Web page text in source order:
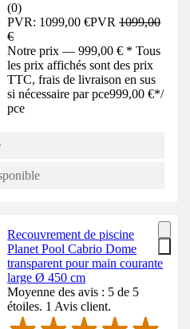
(0)
PVR: 1099,00 €PVR1099,00
€
Notre prix — 999,00 € * Tous
les prix affichés sont des prix
TTC, frais de livraison en sus
si nécessaire par pce999,00 €*/
pce
Recouvrement de piscine
Planet Pool Cabrio Dome
transparent pour main courante
large Ø 450 cm
Moyenne des avis : 5 de 5
étoiles. 1 Avis client.